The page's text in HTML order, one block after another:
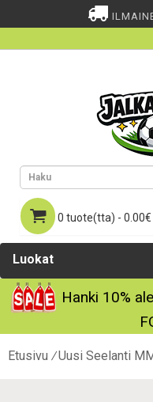
0 tuote(tta) - 0.00€
Luokat
Hanki 10%
Etusivu Uusi Seelanti